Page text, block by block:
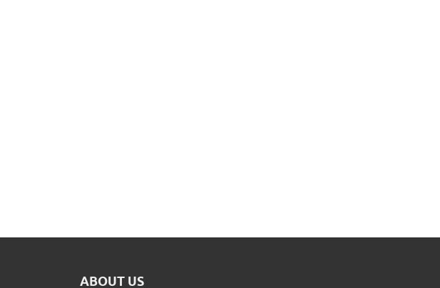
ABOUT US